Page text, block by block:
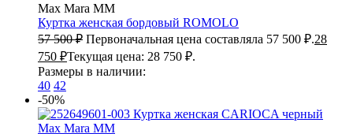
Max Mara MM
Куртка женская бордовый ROMOLO
57 500₽ Первоначальная цена составляла 57 500 ₽.28
750 ₽Текущая цена: 28 750 ₽.
Размеры в наличии:
40 42
-50%